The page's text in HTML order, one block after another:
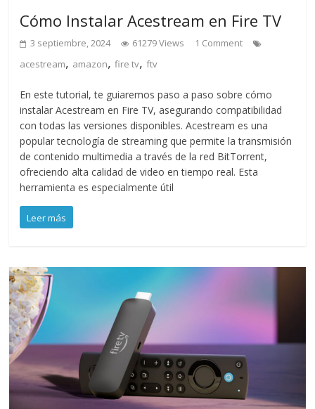
Cómo Instalar Acestream en Fire TV
3 septiembre, 2024 61279 Views
1 Comment
acestream, amazon,fire tv,ftv
En este tutorial, te guiaremos paso a paso sobre cómo
instalar Acestream en Fire TV, asegurando compatibilidad
con todas las versiones disponibles. Acestream es una
popular tecnología de streaming que permite la transmisión
de contenido multimedia a través de la red BitTorrent,
ofreciendo alta calidad de video en tiempo real. Esta
herramienta es especialmente útil
Leer más